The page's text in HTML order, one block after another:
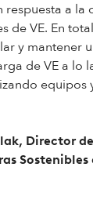
respuesta a la
de VE. En
y mantener
de VE a lo
equipos
Director
Sostenibles